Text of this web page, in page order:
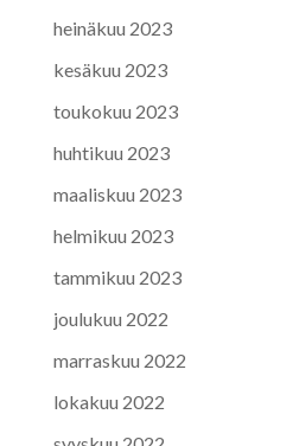
heinäkuu 2023
kesäkuu 2023
toukokuu 2023
huhtikuu 2023
maaliskuu 2023
helmikuu 2023
tammikuu 2023
joulukuu 2022
marraskuu 2022
lokakuu 2022